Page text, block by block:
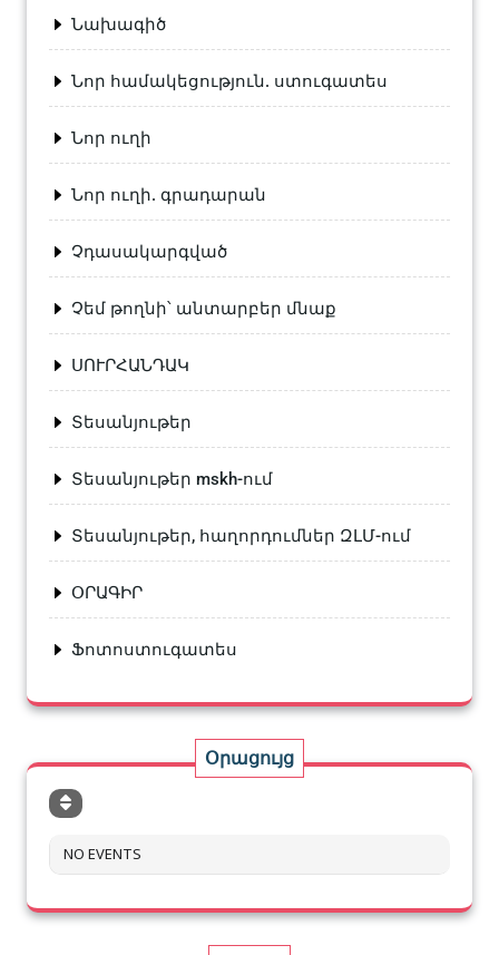
Նախագիծ
Նոր համակեցություն. ստուգատես
Նոր ուղի
Նոր ուղի. գրադարան
Չդասակարգված
Չեմ թողնի՝ անտարբեր մնաք
ՍՈՒՐՀԱՆԴԱԿ
Տեսանյութեր
Տեսանյութեր mskh-ում
Տեսանյութեր, հաղորդումներ ԶԼՄ-ում
ՕՐԱԳԻՐ
Ֆոտոստուգատես
Օրացույց
NO EVENTS